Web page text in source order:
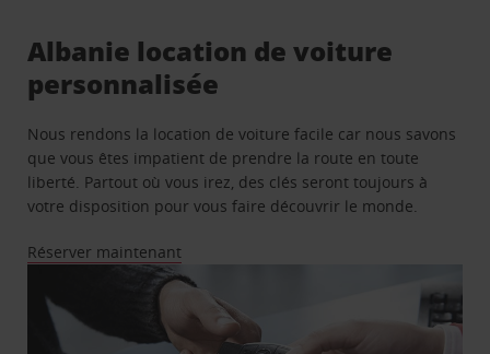
Albanie location de voiture
personnalisée
Nous rendons la location de voiture facile car nous savons
que vous êtes impatient de prendre la route en toute
liberté. Partout où vous irez, des clés seront toujours à
votre disposition pour vous faire découvrir le monde.
Réserver maintenant